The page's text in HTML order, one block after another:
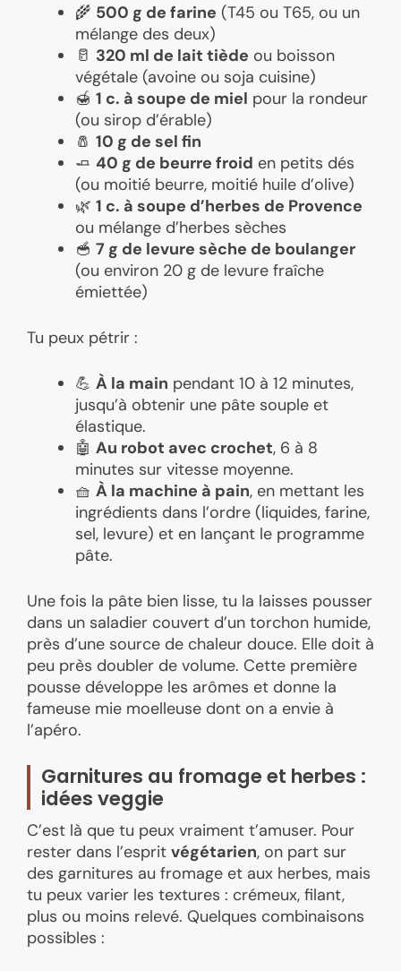
🌾 500 g de farine (T45 ou T65, ou un
mélange des deux)
🥛 320 ml de lait tiède ou boisson
végétale (avoine ou soja cuisine)
🍯 1 c. à soupe de miel pour la rondeur
(ou sirop d’érable)
🧂 10 g de sel fin
🧈 40 g de beurre froid en petits dés
(ou moitié beurre, moitié huile d’olive)
🌿 1 c. à soupe d’herbes de Provence
ou mélange d’herbes sèches
🥣 7 g de levure sèche de boulanger
(ou environ 20 g de levure fraîche
émiettée)
Tu peux pétrir :
💪 À la main pendant 10 à 12 minutes,
jusqu’à obtenir une pâte souple et
élastique.
🤖 Au robot avec crochet, 6 à 8
minutes sur vitesse moyenne.
🧺 À la machine à pain, en mettant les
ingrédients dans l’ordre (liquides, farine,
sel, levure) et en lançant le programme
pâte.
Une fois la pâte bien lisse, tu la laisses pousser
dans un saladier couvert d’un torchon humide,
près d’une source de chaleur douce. Elle doit à
peu près doubler de volume. Cette première
pousse développe les arômes et donne la
fameuse mie moelleuse dont on a envie à
l’apéro.
Garnitures au fromage et herbes :
idées veggie
C’est là que tu peux vraiment t’amuser. Pour
rester dans l’esprit végétarien, on part sur
des garnitures au fromage et aux herbes, mais
tu peux varier les textures : crémeux, filant,
plus ou moins relevé. Quelques combinaisons
possibles :